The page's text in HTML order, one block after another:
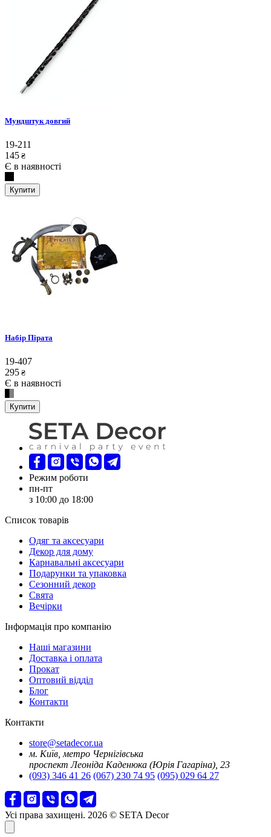
Мундштук довгий
19-211
145 ₴
Є в наявності
Купити
Набір Пірата
19-407
295 ₴
Є в наявності
Купити
Режим роботи
пн-пт
з 10:00 до 18:00
Список товарів
Oдяг та аксесуари
Декор для дому
Карнавальні аксесуари
Подарунки та упаковка
Сезонний декор
Свята
Вечірки
Інформація про компанію
Наші магазини
Доставка і оплата
Прокат
Оптовий відділ
Блог
Контакти
Контакти
store@setadecor.ua
м. Київ, метро Чернігівська
проспект Леоніда Каденюка (Юрія Гагаріна), 23
(093) 346 41 26 (067) 230 74 95 (095) 029 64 27
Усі права захищені. 2026 © SETA Decor